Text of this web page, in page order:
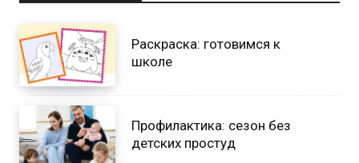
Раскраска: готовимся к
школе
Профилактика: сезон без
детских простуд